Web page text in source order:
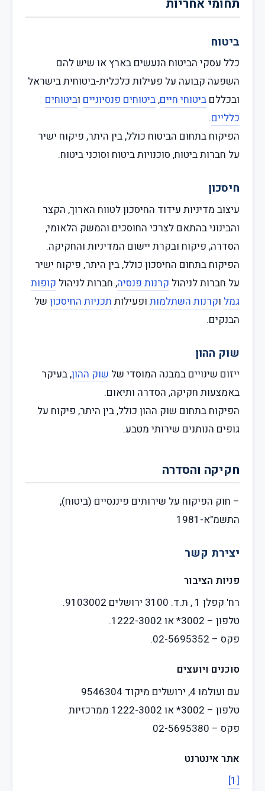
תחומי אחריות
ביטוח
כלל עסקי הביטוח הנעשים בארץ או שיש להם
השפעה קבועה על פעילות כלכלית-ביטוחית בישראל
ובכללם ביטוחי חיים,ביטוחים פנסיוניים וביטוחים
כלליים.
הפיקוח בתחום הביטוח כולל, בין היתר, פיקוח ישיר
על חברות ביטוח, סוכנויות ביטוח וסוכני ביטוח.
חיסכון
עיצוב מדיניות עידוד החיסכון לטווח הארוך, הקצר
והבינוני בהתאם לצרכי החוסכים והמשק הלאומי,
הסדרה, פיקוח ובקרת יישום המדיניות והחקיקה.
הפיקוח בתחום החיסכון כולל, בין היתר, פיקוח ישיר
על חברות לניהול קרנות פנסיה, חברות לניהול קופות
גמל וקרנות השתלמות ופעילות תכניות החיסכון של
הבנקים.
שוק ההון
ייזום שינויים במבנה המוסדי של שוק ההון, בעיקר
באמצעות חקיקה, הסדרה ותיאום.
הפיקוח בתחום שוק ההון כולל, בין היתר, פיקוח על
גופים הנותנים שירותי מטבע.
חקיקה והסדרה
– חוק הפיקוח על שירותים פיננסיים (ביטוח),
התשמ"א-1981
יצירת קשר
פניות הציבור
רח' קפלן 1 , ת.ד. 3100 ירושלים 9103002.
טלפון – 3002* או 1222-3002.
פקס – 02-5695352.
סוכנים ויועצים
עם ועולמו 4, ירושלים מיקוד 9546304
טלפון – 3002* או 1222-3002 ממרכזיות
פקס – 02-5695380
אתר אינטרנט
[1]